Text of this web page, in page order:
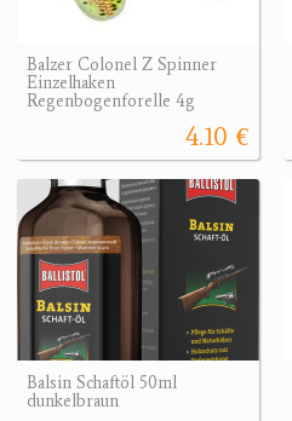
Balzer Colonel Z Spinner
Einzelhaken
Regenbogenforelle 4g
4.10 €
Balsin Schaftöl 50ml
dunkelbraun